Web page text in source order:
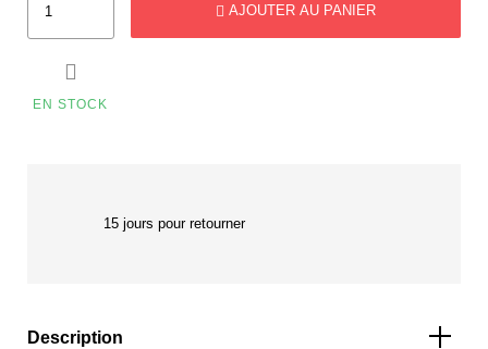
AJOUTER AU PANIER

EN STOCK
15 jours pour retourner
Description